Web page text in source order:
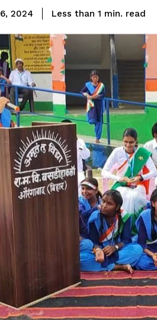
किया निरीक्षण
2024 Less than 1 min. read